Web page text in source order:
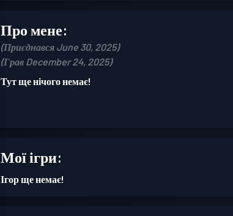
Про мене:
(Приєднався June 30, 2025)
(Грав December 24, 2025)
Тут ще нічого немає!
Мої ігри:
Ігор ще немає!